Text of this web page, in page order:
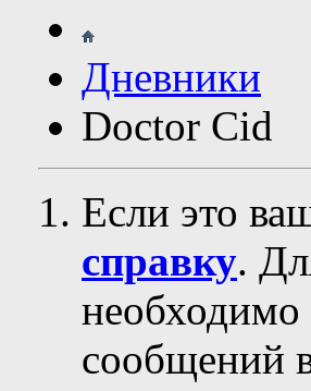
Дневники
Doctor Cid
Если это
справку.
необходимо
сообщений